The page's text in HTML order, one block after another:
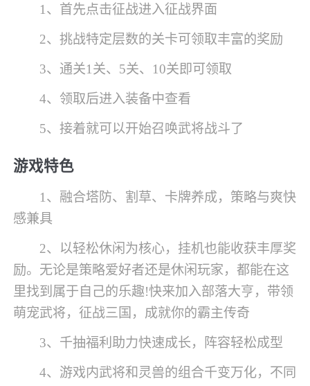
1、首先点击征战进入征战界面
2、挑战特定层数的关卡可领取丰富的奖励
3、通关1关、5关、10关即可领取
4、领取后进入装备中查看
5、接着就可以开始召唤武将战斗了
游戏特色
1、融合塔防、割草、卡牌养成，策略与爽快
感兼具
2、以轻松休闲为核心，挂机也能收获丰厚奖
励。无论是策略爱好者还是休闲玩家，都能在这
里找到属于自己的乐趣!快来加入部落大亨，带领
萌宠武将，征战三国，成就你的霸主传奇
3、千抽福利助力快速成长，阵容轻松成型
4、游戏内武将和灵兽的组合千变万化，不同